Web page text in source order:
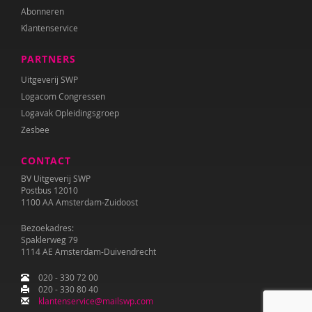
Saskia van Beveren
Theo Blom
Esther Blondelle
Mascha Boelaars
Wendy Boesveld
Martin Bosma
Caroline Boudry
Marieke van Boven
Iris Brandsteder
Abonneren
Klantenservice
PARTNERS
Uitgeverij SWP
Logacom Congressen
Logavak Opleidingsgroep
Zesbee
CONTACT
BV Uitgeverij SWP
Postbus 12010
1100 AA Amsterdam-Zuidoost
Bezoekadres:
Spaklerweg 79
1114 AE Amsterdam-Duivendrecht
020 - 330 72 00
020 - 330 80 40
klantenservice@mailswp.com